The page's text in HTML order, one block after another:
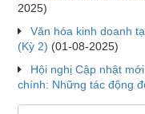
2025)
Văn hóa kinh doanh
(Kỳ 2) (01-08-2025)
Hội nghị Cập nhật
chính: Những tác động